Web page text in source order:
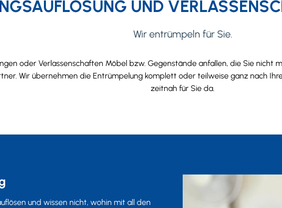
UND
Wir entrümpeln für Sie.
oder Verlassenschaften Möbel bzw. Gegenstände anfallen, die Sie nicht
Wir übernehmen die Entrümpelung komplett oder teilweise ganz nach
zeitnah für Sie da.
und wissen nicht, wohin mit all den